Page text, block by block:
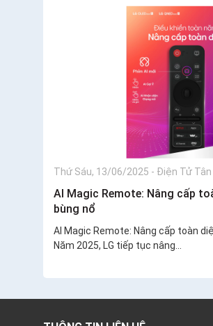
Thứ Sáu, 13/06/2025 - Điện Tử
AI Magic Remote: Nâng cấp
bùng nổ
AI Magic Remote: Nâng cấp toàn
Năm 2025, LG tiếp tục nâng...